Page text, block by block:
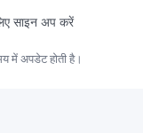
साइन अप करें
में अपडेट होती है।